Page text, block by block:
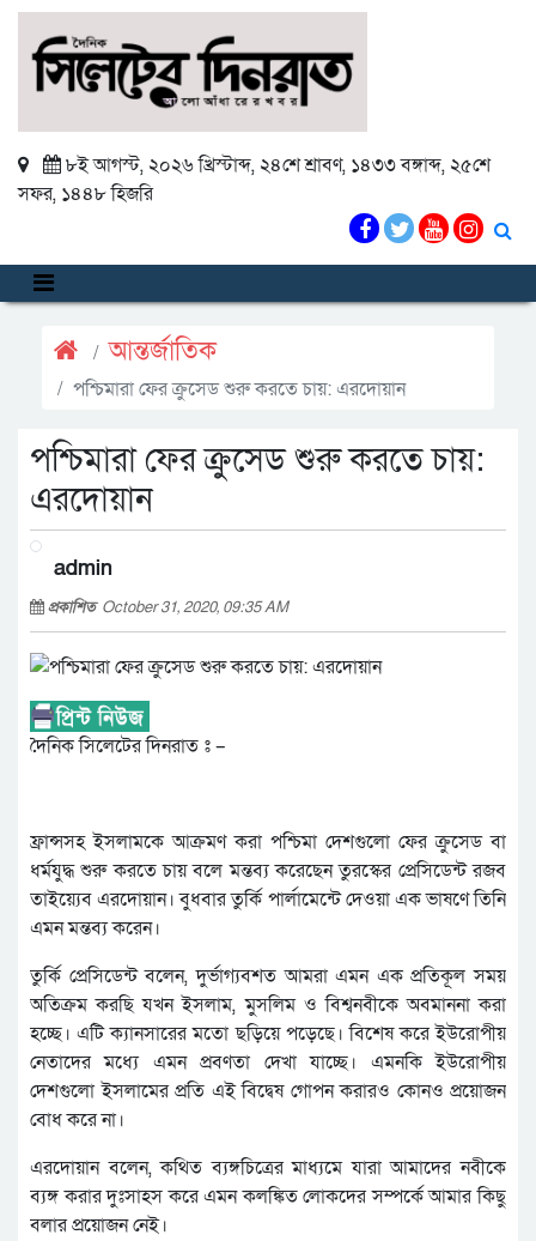
৮ই আগস্ট, ২০২৬ খ্রিস্টাব্দ, ২৪শে শ্রাবণ, ১৪৩৩ বঙ্গাব্দ, ২৫শে
সফর, ১৪৪৮ হিজরি
আন্তর্জাতিক
পশ্চিমারা ফের ক্রুসেড শুরু করতে চায়: এরদোয়ান
পশ্চিমারা ফের ক্রুসেড শুরু করতে চায়:
এরদোয়ান
admin
প্রকাশিত October 31, 2020, 09:35 AM
দৈনিক সিলেটের দিনরাত ঃ –
ফ্রান্সসহ ইসলামকে আক্রমণ করা পশ্চিমা দেশগুলো ফের ক্রুসেড বা
ধর্মযুদ্ধ শুরু করতে চায় বলে মন্তব্য করেছেন তুরস্কের প্রেসিডেন্ট রজব
তাইয়্যেব এরদোয়ান। বুধবার তুর্কি পার্লামেন্টে দেওয়া এক ভাষণে তিনি
এমন মন্তব্য করেন।
তুর্কি প্রেসিডেন্ট বলেন, দুর্ভাগ্যবশত আমরা এমন এক প্রতিকূল সময়
অতিক্রম করছি যখন ইসলাম, মুসলিম ও বিশ্বনবীকে অবমাননা করা
হচ্ছে। এটি ক্যানসারের মতো ছড়িয়ে পড়েছে। বিশেষ করে ইউরোপীয়
নেতাদের মধ্যে এমন প্রবণতা দেখা যাচ্ছে। এমনকি ইউরোপীয়
দেশগুলো ইসলামের প্রতি এই বিদ্বেষ গোপন করারও কোনও প্রয়োজন
বোধ করে না।
এরদোয়ান বলেন, কথিত ব্যঙ্গচিত্রের মাধ্যমে যারা আমাদের নবীকে
ব্যঙ্গ করার দুঃসাহস করে এমন কলঙ্কিত লোকদের সম্পর্কে আমার কিছু
বলার প্রয়োজন নেই।